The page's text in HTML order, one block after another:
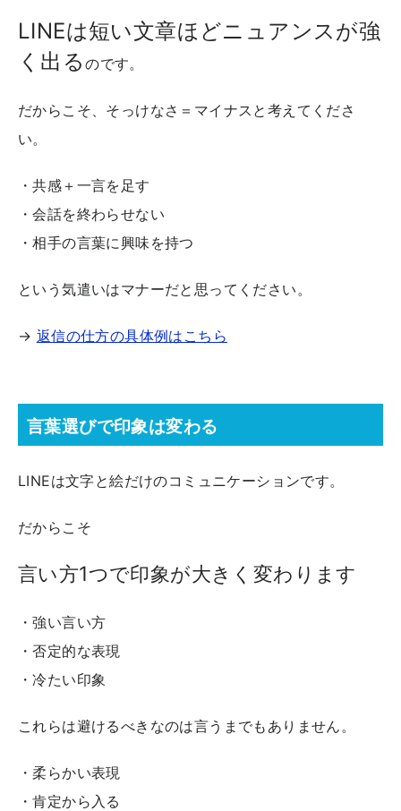
LINEは短い文章ほどニュアンスが強
く出るのです。
だからこそ、そっけなさ＝マイナスと考えてくださ
い。
・共感＋一言を足す
・会話を終わらせない
・相手の言葉に興味を持つ
という気遣いはマナーだと思ってください。
→ 返信の仕方の具体例はこちら
言葉選びで印象は変わる
LINEは文字と絵だけのコミュニケーションです。
だからこそ
言い方1つで印象が大きく変わります
・強い言い方
・否定的な表現
・冷たい印象
これらは避けるべきなのは言うまでもありません。
・柔らかい表現
・肯定から入る